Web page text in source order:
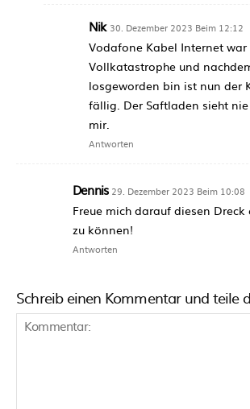
Nik 30. Dezember 2023 Beim 12:12
Vodafone Kabel Internet
Vollkatastrophe und
losgeworden bin ist nun der
fällig. Der Saftladen sieht
mir.
Antworten
Dennis 29. Dezember 2023 Beim 10:08
Freue mich darauf diesen
zu können!
Antworten
Schreib einen Kommentar und teile